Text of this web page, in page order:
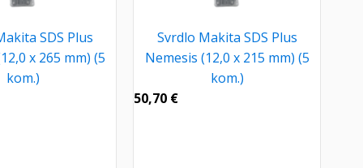
SDS Plus
x 265 mm) (5
kom.)
Svrdlo Makita SDS Plus
Nemesis (12,0 x 215 mm) (5
kom.)
50,70 €